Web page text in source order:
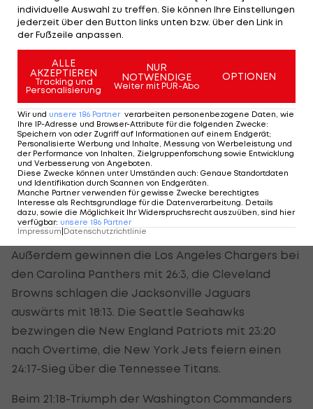
Lions zuhause von den Tampa Bay Buccaneers
überrascht. Tampa Bay ringt die Lions mit 20:16
nieder.
Vikings überraschen 49ers, Kicker-Show
in Washington
Auch die San Francisco 49ers müssen eine Pleite
hinnehmen. Gegen die Minnesota Vikings setzt es
die erste Saisonniederlage. Die Vikings bezwingen
den Super-Bowl-Teilnehmer aus der letzten
Saison mit 23:17.
Außerdem gewinnen die Los Angeles Chargers bei
den Carolina Panthers mit 26:3, die Cleveland
Browns schlagen die Jacksonville Jaguars
auswärts mit 18:13. Die Seattle Seahawks
bezwingen die New England Patriots mit 23:20
nach Overtime, die New York Jets feiern einen
24:17-Sieg über die Tennessee Titans.
Beim 21:18-Triumph der Washington Commanders
individuelle Auswahl zu treffen. Sie können Ihre Einstellungen
jederzeit über den Button links unten bzw. über den Link in
der Fußzeile anpassen.
ALLE
AKZEPTIEREN
Tracking und
Personalisierung
NUR
NOTWENDIGE
Weiter mit PUR-Abo
OPTIONEN
Wir und unsere 186 Partner verarbeiten personenbezogene Daten, wie
Ihre IP-Adresse und Browser-Attribute für die folgenden Zwecke:
Speichern von oder Zugriff auf Informationen auf einem Endgerät;
Personalisierte Werbung und Inhalte, Messung von Werbeleistung und
der Performance von Inhalten, Zielgruppenforschung sowie Entwicklung
und Verbesserung von Angeboten.
Diese Zwecke können unter Umständen auch: Genaue Standortdaten
und Identifikation durch Scannen von Endgeräten.
Manche Partner verwenden für gewisse Zwecke berechtigtes
Interesse als Rechtsgrundlage für die Datenverarbeitung. Details
dazu, sowie die Möglichkeit Ihr Widerspruchsrecht auszuüben, sind hier
verfügbar: unsere 186 Partner
Impressum Datenschutzrichtlinie